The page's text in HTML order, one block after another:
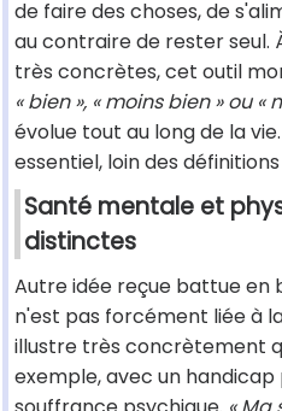
de faire des choses, de
au contraire de rester seul.
très concrètes, cet outil
« bien », « moins bien » ou «
évolue tout au long de la
essentiel, loin des
Santé mentale et
distinctes
Autre idée reçue battue en
n'est pas forcément liée à
illustre très concrètement
exemple, avec un